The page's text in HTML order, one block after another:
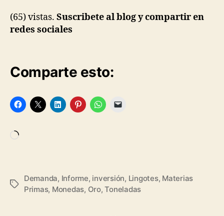
(65) vistas. Suscribete al blog y compartir en
redes sociales
Comparte esto:
Etiquetas
Demanda, Informe, inversión, Lingotes, Materias
Primas, Monedas, Oro,Toneladas